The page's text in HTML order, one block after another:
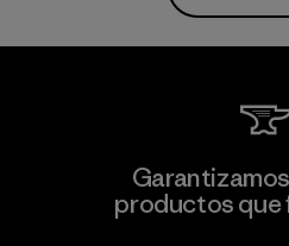
productos que